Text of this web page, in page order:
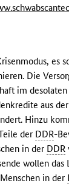
es
Die
im desolaten
aus
Hinzu
der DDR-
in der DDR
wollen das
in der